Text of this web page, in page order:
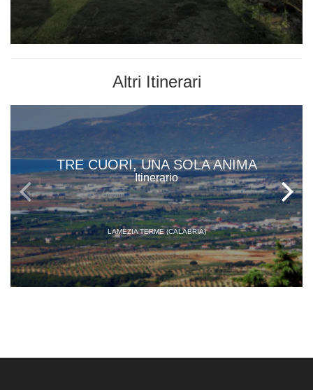
Altri Itinerari
TRE CUORI, UNA SOLA ANIMA
Itinerario
LAMEZIA TERME (CALABRIA)